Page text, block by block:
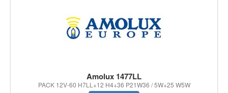
Amolux 1477LL
PACK 12V-60 H7LL+12 H4+36 P21W36 / 5W+25 W5W